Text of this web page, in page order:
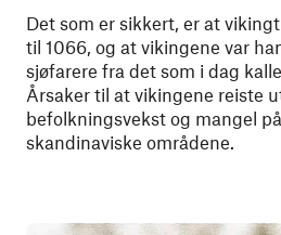
Det som er sikkert, er at
til 1066, og at vikingene var
sjøfarere fra det som i dag
Årsaker til at vikingene reiste
befolkningsvekst og mangel
skandinaviske områdene.